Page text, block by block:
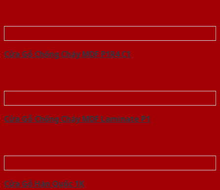
Cửa Gỗ Chống Cháy MDF P1R4 C1
Cửa Gỗ Chống Cháy MDF Laminate P1
Cửa Gỗ Hàn Quốc 1K